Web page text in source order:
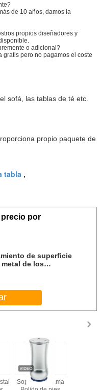
de 10 años, damos la
propios diseñadores y
o adicional?
gratis pero no pagamos el coste
sofá, las tablas de té etc.
propio paquete de
tabla ,
por
de superficie
de los
Soporte de cama